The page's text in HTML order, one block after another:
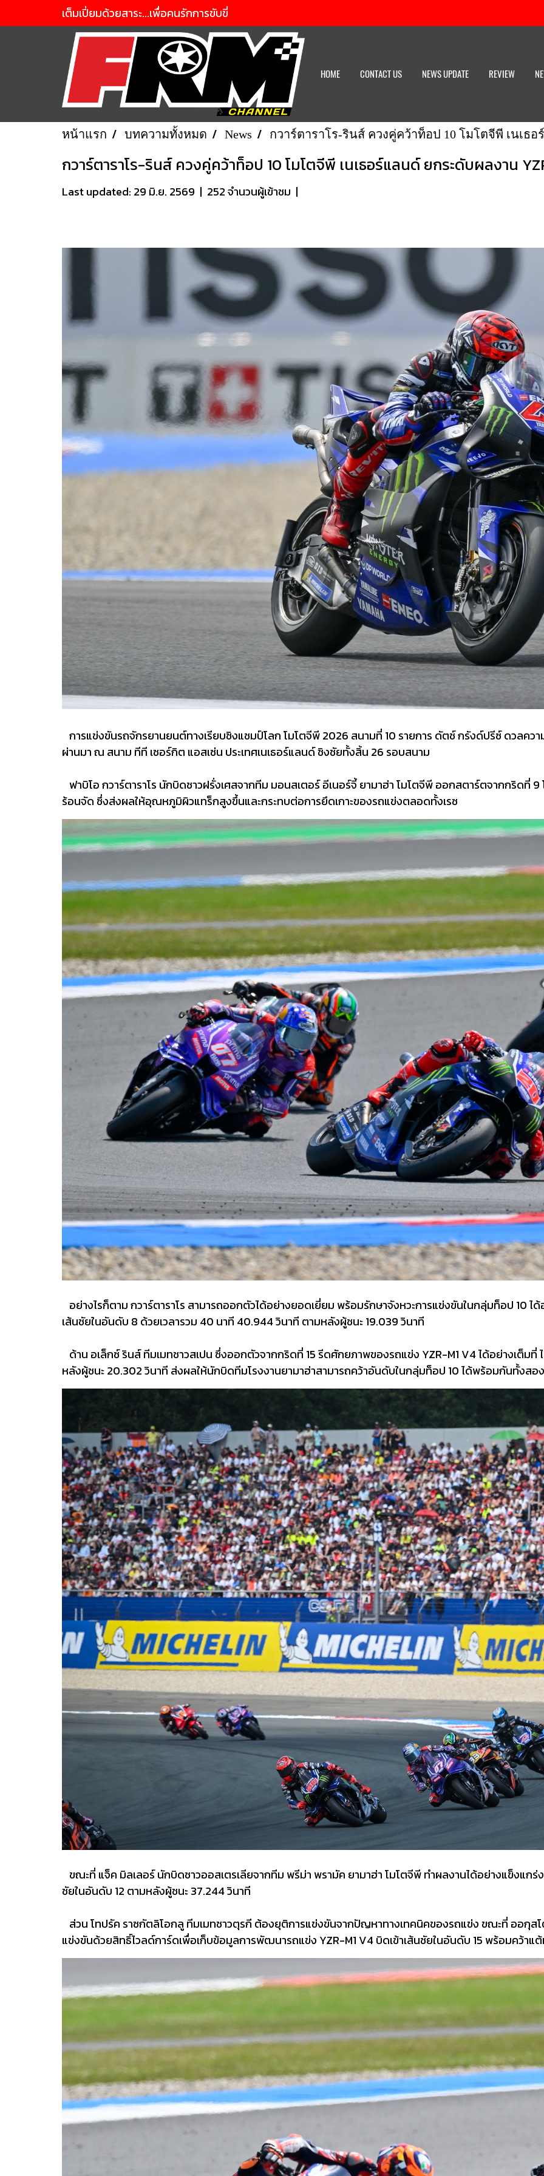
เต็มเปี่ยมด้วยสาระ...เพื่อคนรักการขับขี่
HOME CONTACT US NEWS UPDATE REVIEW
หน้าแรก บทความทั้งหมด News กวาร์ตาราโร-รินส์ ควงคู่คว้าท็อป 10 โมโตจีพี เนเธ
กวาร์ตาราโร-รินส์ ควงคู่คว้าท็อป 10 โมโตจีพี เนเธอร์แลนด์ ยกระดับผลงาน
Last updated: 29 มิ.ย. 2569 | 252 จำนวนผู้เข้าชม |
การแข่งขันรถจักรยานยนต์ทางเรียบชิงแชมป์โลก โมโตจีพี 2026 สนามที่ 10 รายการ ดัตช์ กรังด์ปรีซ์ ดวลคว
ผ่านมา ณ สนาม ทีที เซอร์กิต แอสเซ่น ประเทศเนเธอร์แลนด์ ชิงชัยทั้งสิ้น 26 รอบสนาม
ฟาบิโอ กวาร์ตาราโร นักบิดชาวฝรั่งเศสจากทีม มอนสเตอร์ อีเนอร์จี้ ยามาฮ่า โมโตจีพี ออกสตาร์ตจากกริด
ร้อนจัด ซึ่งส่งผลให้อุณหภูมิผิวแทร็กสูงขึ้นและกระทบต่อการยึดเกาะของรถแข่งตลอดทั้งเรซ
อย่างไรก็ตาม กวาร์ตาราโร สามารถออกตัวได้อย่างยอดเยี่ยม พร้อมรักษาจังหวะการแข่งขันในกลุ่มท็อป 10 ไ
เส้นชัยในอันดับ 8 ด้วยเวลารวม 40 นาที 40.944 วินาที ตามหลังผู้ชนะ 19.039 วินาที
ด้าน อเล็กซ์ รินส์ ทีมเมทชาวสเปน ซึ่งออกตัวจากกริดที่ 15 รีดศักยภาพของรถแข่ง YZR-M1 V4 ได้อย่างเต็ม
หลังผู้ชนะ 20.302 วินาที ส่งผลให้นักบิดทีมโรงงานยามาฮ่าสามารถคว้าอันดับในกลุ่มท็อป 10 ได้พร้อมกันทั้งสอ
ขณะที่ แจ็ค มิลเลอร์ นักบิดชาวออสเตรเลียจากทีม พรีม่า พรามัค ยามาฮ่า โมโตจีพี ทำผลงานได้อย่างแข็งแก
ชัยในอันดับ 12 ตามหลังผู้ชนะ 37.244 วินาที
ส่วน โทปรัค ราซกัตลิโอกลู ทีมเมทชาวตุรกี ต้องยุติการแข่งขันจากปัญหาทางเทคนิคของรถแข่ง ขณะที่ ออกุส
แข่งขันด้วยสิทธิ์ไวลด์การ์ดเพื่อเก็บข้อมูลการพัฒนารถแข่ง YZR-M1 V4 บิดเข้าเส้นชัยในอันดับ 15 พร้อมคว้าแต้